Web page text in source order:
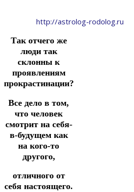
http://astrolog-rodolog.ru
Так отчего же
люди так
склонны к
проявлениям
прокрастинации?
Все дело в том,
что человек
смотрит на себя-
в-будущем как
на кого-то
другого,
отличного от
себя настоящего.